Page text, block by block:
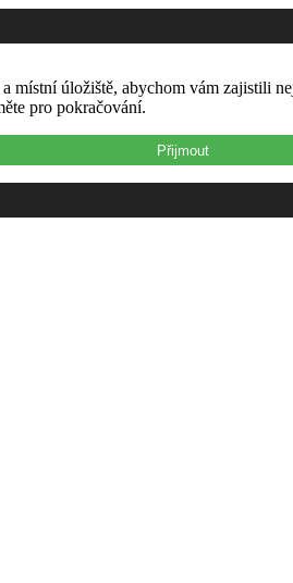
místní úložiště, abychom vám zajistili
pro pokračování.
Přijmout